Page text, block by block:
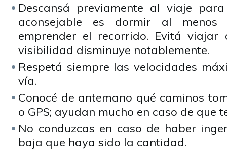
Descansá previamente al viaje
aconsejable es dormir al
emprender el recorrido. Evitá viajar
visibilidad disminuye notablemente.
Respetá siempre las velocidades
vía.
Conocé de antemano qué caminos
o GPS; ayudan mucho en caso de que
No conduzcas en caso de haber
baja que haya sido la cantidad.